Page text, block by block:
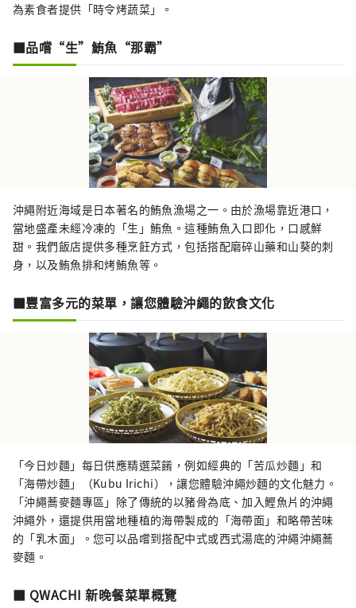
為素食者提供「時令烤蔬菜」。
■品嚐“生”鮪魚“那霸”
沖繩附近海域是日本著名的鮪魚漁場之一。由於漁場靠近港口，
當地盛產未經冷凍的「生」鮪魚。這種鮪魚入口即化，口感鮮
甜。我們飯店提供多種烹飪方式，包括搭配磨碎山藥和山葵的刺
身，以及鮪魚排和烤鮪魚等。
■豐富多元的菜單，讓您體驗沖繩的飲食文化
「今日炒麵」每日供應精選菜餚，例如經典的「苦瓜炒麵」和
「海帶炒麵」（Kubu Irichi），讓您體驗沖繩炒麵的文化魅力。
「沖繩蕎麥麵專區」除了傳統的以豬骨為底、加入鰹魚片的沖繩
沖繩外，還提供用當地種植的海帶製成的「海帶面」和略帶苦味
的「乳木面」。您可以品嚐到搭配中式或西式湯底的沖繩沖繩蕎
麥麵。
■ QWACHI 新晚餐菜單概覽